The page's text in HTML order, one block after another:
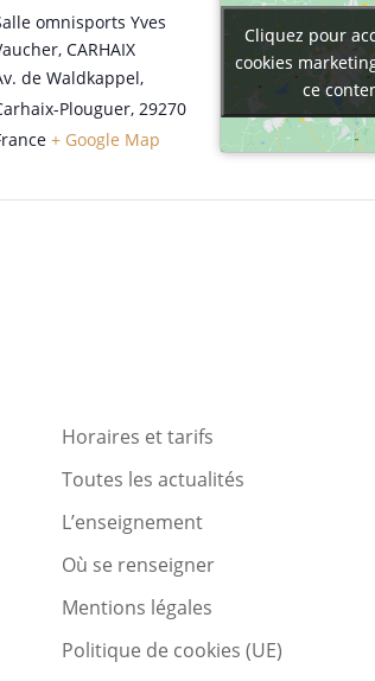
omnisports Yves
CARHAIX
de Waldkappel,
Plouguer, 29270
+ Google Map
Cliquez pour
cookies
ce
Cliquez pour
cookies
ce
Horaires et tarifs
Toutes les actualités
L’enseignement
Où se renseigner
Mentions légales
Politique de cookies (UE)